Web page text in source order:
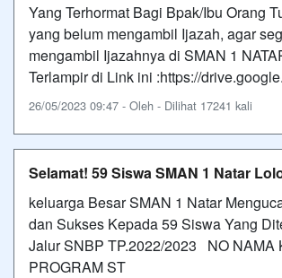
Yang Terhormat Bagi Bpak/Ibu Orang
yang belum mengambil Ijazah, agar
mengambil Ijazahnya di SMAN 1
Terlampir di Link ini :https://
26/05/2023 09:47 - Oleh - Dilihat 17241 kali
Selamat! 59 Siswa SMAN 1 Natar
keluarga Besar SMAN 1 Natar
dan Sukses Kepada 59 Siswa Yang
Jalur SNBP TP.2022/2023 NO NAMA
PROGRAM ST